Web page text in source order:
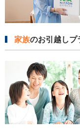
家族のお引越しプ